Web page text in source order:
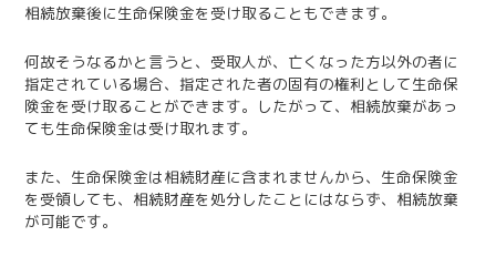
相続放棄後に生命保険金を受け取ることもできます。
何故そうなるかと言うと、受取人が、亡くなった方以外の者に
指定されている場合、指定された者の固有の権利として生命保
険金を受け取ることができます。したがって、相続放棄があっ
ても生命保険金は受け取れます。
また、生命保険金は相続財産に含まれませんから、生命保険金
を受領しても、相続財産を処分したことにはならず、相続放棄
が可能です。